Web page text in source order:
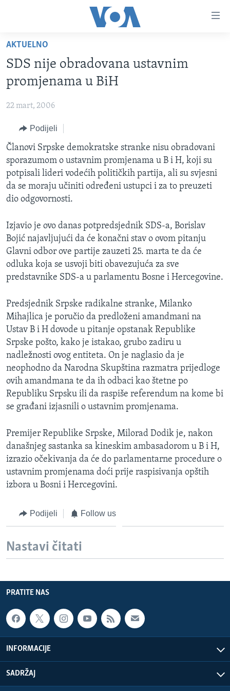
glavni
sadržaj
na
glavnu
pretragu
FOTOGRAFIJE DANA
VIJESTI
SJEDINJENE AMERIČKE DRŽAVE
BOSNA I HERCEGOVINA
NAUKA I TEHNOLOGIJA
SPECIJALNI PROJEKTI
KORUPCIJA
SLOBODA MEDIJA
ŽENSKA STRANA
IZBJEGLIČKA STRANA
MAGAZIN
O GLASU AMERIKE
PRATITE NAS
Jezici
AKTUELNO
SDS nije obradovana ustavnim
promjenama u BiH
22 mart, 2006
Podijeli
Članovi Srpske demokratske stranke nisu obradovani
sporazumom o ustavnim promjenama u B i H, koji su
potpisali lideri vodećih političkih partija, ali su svjesni
da se moraju učiniti određeni ustupci i za to preuzeti
dio odgovornosti.
Izjavio je ovo danas potpredsjednik SDS-a, Borislav
Bojić najavljujući da će konačni stav o ovom pitanju
Glavni odbor ove partije zauzeti 25. marta te da će
odluka koja se usvoji biti obavezujuća za sve
predstavnike SDS-a u parlamentu Bosne i Hercegovine.
Predsjednik Srpske radikalne stranke, Milanko
Mihajlica je poručio da predloženi amandmani na
Ustav B i H dovode u pitanje opstanak Republike
Srpske pošto, kako je istakao, grubo zadiru u
nadležnosti ovog entiteta. On je naglasio da je
neophodno da Narodna Skupština razmatra prijedloge
ovih amandmana te da ih odbaci kao štetne po
Republiku Srpsku ili da raspiše referendum na kome bi
se građani izjasnili o ustavnim promjenama.
Premijer Republike Srpske, Milorad Dodik je, nakon
današnjeg sastanka sa kineskim ambasadorom u B i H,
izrazio očekivanja da će do parlamentarne procedure o
ustavnim promjenama doći prije raspisivanja opštih
izbora u Bosni i Hercegovini.
Podijeli Follow us
Nastavi čitati
PRATITE NAS
INFORMACIJE
SADRŽAJ